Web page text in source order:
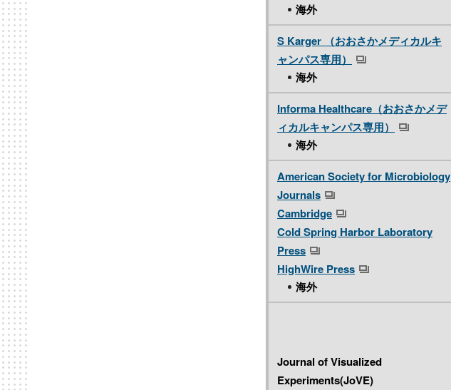
海外
S Karger （おおさかメディカルキ
ャンパス専用）
海外
Informa Healthcare（おおさかメデ
ィカルキャンパス専用）
海外
American Society for Microbiology
Journals
Cambridge
Cold Spring Harbor Laboratory
Press
HighWire Press
海外
Journal of Visualized
Experiments(JoVE)